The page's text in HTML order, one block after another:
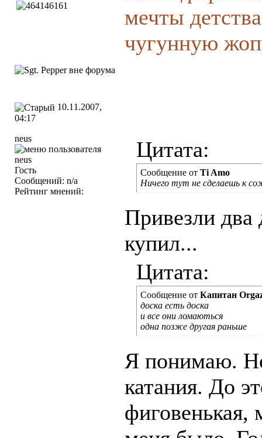
мечты
чугунную
10.11.2007,
04:17
neus
Гость
Сообщений: n/a
Рейтинг мнений:
Цитата:
Сообщение от Ti Amo
Ничего тут не сделаешь к
Привезли два
купил...
Цитата:
Сообщение от Капитан
доска есть доска
и все они ломаються
одна позже другая раньше
Я понимаю.
катания. До
фиговенькая,